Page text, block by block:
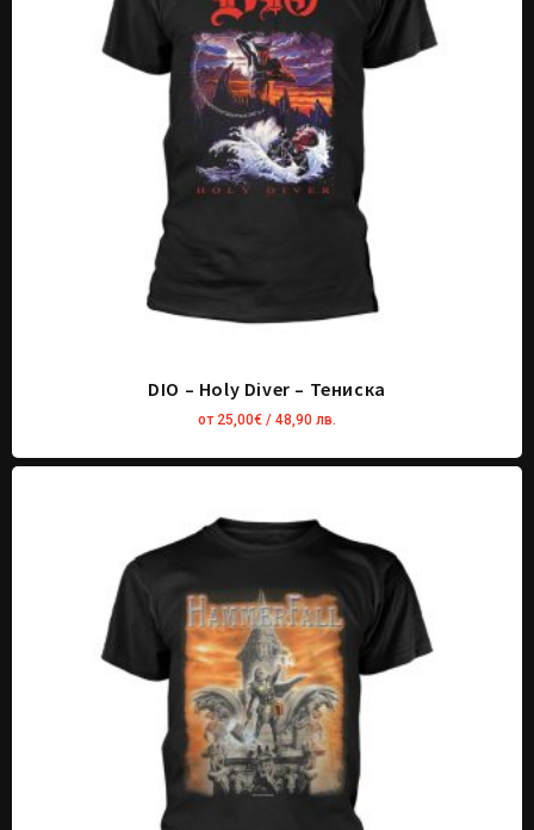
DIO – Holy Diver – Тениска
от 25,00€ / 48,90 лв.